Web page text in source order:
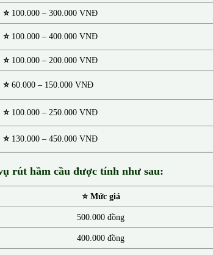
⭐100.000 – 300.000 VNĐ
⭐100.000 – 400.000 VNĐ
⭐100.000 – 200.000 VNĐ
⭐60.000 – 150.000 VNĐ
⭐ 100.000 – 250.000 VNĐ
⭐130.000 – 450.000 VNĐ
rút hầm cầu được tính như sau:
⭐ Mức giá
500.000 đồng
400.000 đồng